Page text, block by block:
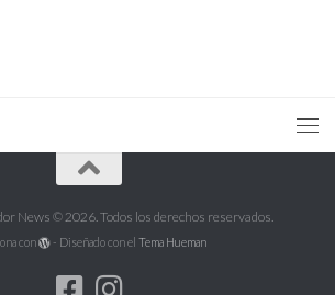
News © 2026. Todos los derechos reservados.
con - Diseñado con el Tema Hueman